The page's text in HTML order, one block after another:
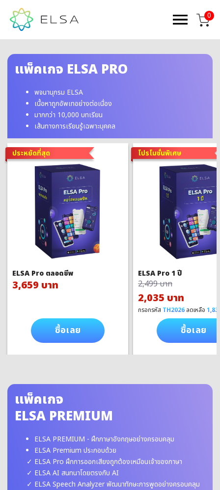
0
แพ็คเกจ ELSA PRO
พจนานุกรม ELSA
เนื้อหาถูกอัพเทอย่างต่อเนื่อง
มากกว่า 10,000 บทเรียน
เส้นทางการเรียนรู้เฉพาะบุคคล
ประหยัดที่สุด
ELSA Pro ตลอดชีพ
3,659 บาท
ซื้อเลย
โปรโมชั่นพิเศษ
ELSA Pro 1 ปี
2,499 บาท
2,035 บาท
กรอกรหัส TH2026 ลดเหลือ
ซื้อเลย
แพ็คเกจ
ELSA PREMIUM
ELSA PREMIUM - ฝึกภาษาอังกฤษอย่างครอบคลุม
ELSA Premium ประกอบด้วย
ELSA Pro ฝึกการออกเสียงถูกต้องเหมือนเจ้าของภาษา
ELSA AI สนทนาโดยตรงกับ AI
ELSA Speech Analyzer พัฒนาทักษะการพูดอย่างครอบคลุม